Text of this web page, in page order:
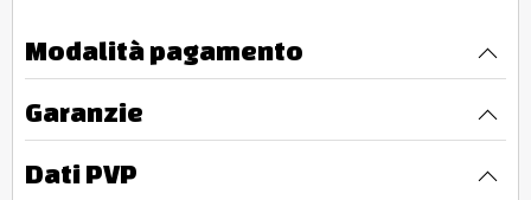
Modalità pagamento
Garanzie
Dati PVP